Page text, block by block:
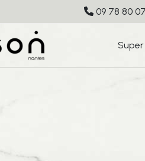
09 78 80